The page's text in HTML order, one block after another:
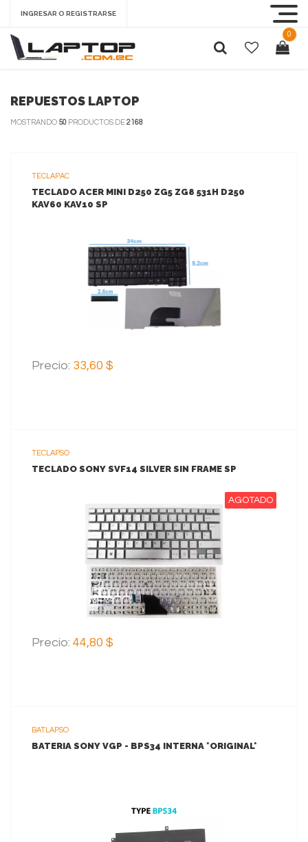
INGRESAR O REGISTRARSE
0
REPUESTOS LAPTOP
MOSTRANDO 50 PRODUCTOS DE2168
TECLAPAC
TECLADO ACER MINI D250 ZG5 ZG8 531H D250
KAV60 KAV10 SP
VER MAS
AGREGAR AL CARRITO
Precio: 33,60 $
TECLAPSO
TECLADO SONY SVF14 SILVER SIN FRAME SP
AGOTADO
VER MAS
Precio: 44,80 $
BATLAPSO
BATERIA SONY VGP - BPS34 INTERNA *ORIGINAL*
AGREGAR AL CARRITO